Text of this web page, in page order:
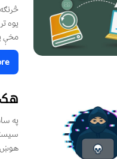
مخې
»
په
هوښ،